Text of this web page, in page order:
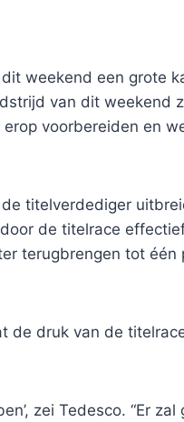
weekend een grote
van dit weekend
voorbereiden en
titelverdediger
de titelrace
terugbrengen tot één
de druk van de
zei Tedesco. “Er zal